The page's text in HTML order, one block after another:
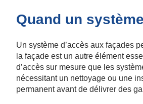
Quand un
Un système d’accès aux façades
la façade est un autre élément
d’accès sur mesure que les
nécessitant un nettoyage ou une
permanent avant de délivrer des